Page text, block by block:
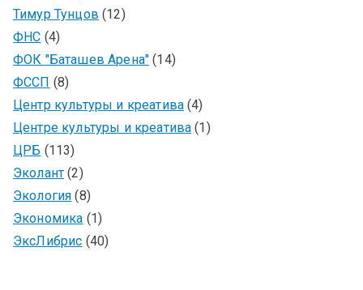
Тимур Тунцов (12)
ФНС (4)
ФОК "Баташев Арена" (14)
ФССП (8)
Центр культуры и креатива (4)
Центре культуры и креатива (1)
ЦРБ (113)
Эколант (2)
Экология (8)
Экономика (1)
ЭксЛибрис (40)